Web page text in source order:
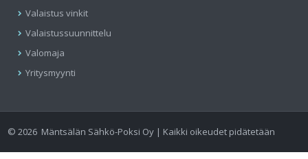
Valaistus vinkit
Valaistussuunnittelu
Valomaja
Yritysmyynti
©2026 Mäntsälän Sähkö-Poksi Oy | Kaikki oikeudet pidätetään